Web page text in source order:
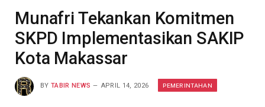
Munafri Tekankan Komitmen
SKPD Implementasikan SAKIP
Kota Makassar
BY TABIR NEWS APRIL 14, 2026 PEMERINTAHAN